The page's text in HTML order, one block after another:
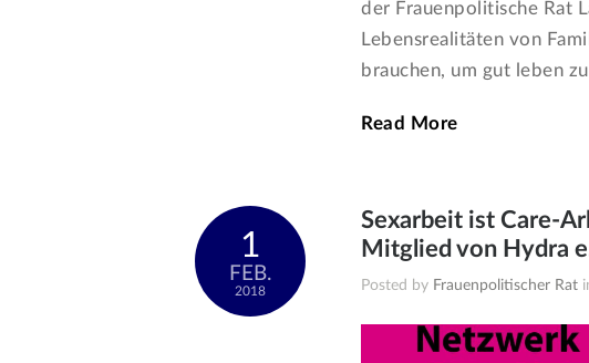
der Frauenpolitische Rat
Lebensrealitäten von
brauchen, um gut leben
Read More
1
FEB.
2018
Sexarbeit ist Care-
Mitglied von Hydra
Posted by Frauenpolitischer Rat